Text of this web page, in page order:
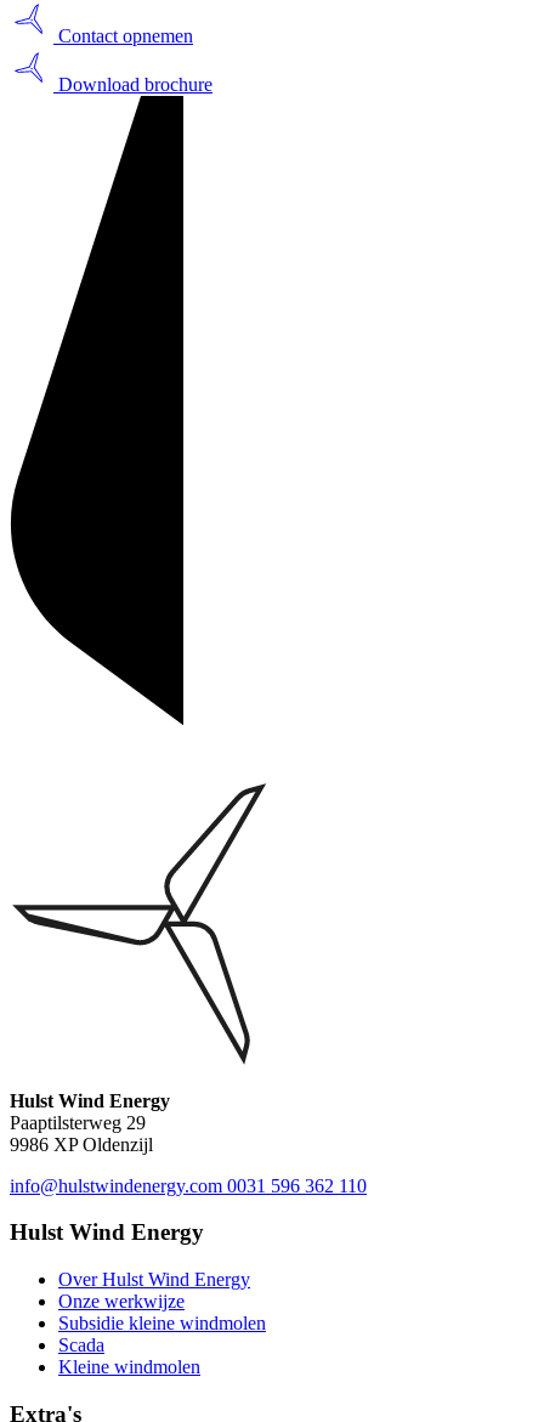
Contact opnemen
Download brochure
Hulst Wind Energy
Paaptilsterweg 29
9986 XP Oldenzijl
info@hulstwindenergy.com 0031 596 362 110
Hulst Wind Energy
Over Hulst Wind Energy
Onze werkwijze
Subsidie kleine windmolen
Scada
Kleine windmolen
Extra's